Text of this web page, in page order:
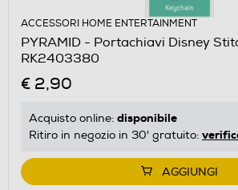
ACCESSORI HOME ENTERTAINMENT
PYRAMID - Portachiavi Disney
RK2403380
€ 2,90
Acquisto online: disponibile
Ritiro in negozio in 30' gratuito:
AGGIUNGI